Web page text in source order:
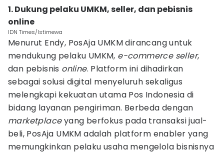
1. Dukung pelaku UMKM, seller, dan pebisnis
online
IDN Times/Istimewa
Menurut Endy, PosAja UMKM dirancang untuk
mendukung pelaku UMKM, e-commerce seller,
dan pebisnis online. Platform ini dihadirkan
sebagai solusi digital menyeluruh sekaligus
melengkapi kekuatan utama Pos Indonesia di
bidang layanan pengiriman. Berbeda dengan
marketplaceyang berfokus pada transaksi jual-
beli, PosAja UMKM adalah platform enabler yang
memungkinkan pelaku usaha mengelola bisnisnya